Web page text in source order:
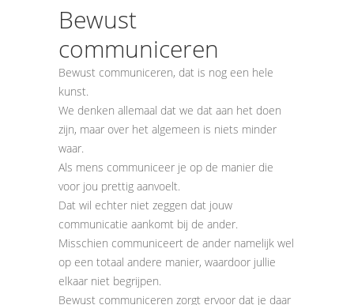
Bewust
communiceren
Bewust communiceren, dat is nog een hele
kunst.
We denken allemaal dat we dat aan het doen
zijn, maar over het algemeen is niets minder
waar.
Als mens communiceer je op de manier die
voor jou prettig aanvoelt.
Dat wil echter niet zeggen dat jouw
communicatie aankomt bij de ander.
Misschien communiceert de ander namelijk wel
op een totaal andere manier, waardoor jullie
elkaar niet begrijpen.
Bewust communiceren zorgt ervoor dat je daar